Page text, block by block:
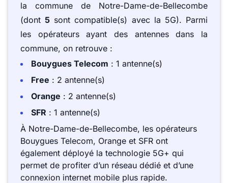
la commune de Notre-Dame-de-Bellecombe
(dont5 sont compatible(s) avec la 5G). Parmi
les opérateurs ayant des antennes dans la
commune, on retrouve :
Bouygues Telecom : 1 antenne(s)
Free : 2 antenne(s)
Orange : 2 antenne(s)
SFR : 1 antenne(s)
À Notre-Dame-de-Bellecombe, les opérateurs
Bouygues Telecom, Orange et SFR ont
également déployé la technologie 5G+ qui
permet de profiter d’un réseau dédié et d’une
connexion internet mobile plus rapide.